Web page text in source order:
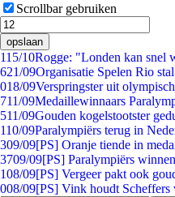
Scrollbar gebruiken
opslaan
115/10Rogge: "Londen kan snel
621/09Organisatie Spelen Rio
018/09Verspringster uit
711/09Medaillewinnaars
511/09Gouden kogelstootster
110/09Paralympiërs terug in
309/09[PS] Oranje tiende in
3709/09[PS] Paralympiërs
108/09[PS] Vergeer pakt ook
008/09[PS] Vink houdt Scheffers